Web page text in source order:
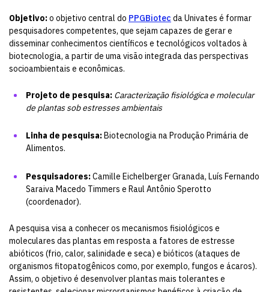
Objetivo:o objetivo central do PPGBiotec da Univates é formar
pesquisadores competentes, que sejam capazes de gerar e
disseminar conhecimentos científicos e tecnológicos voltados à
biotecnologia, a partir de uma visão integrada das perspectivas
socioambientais e econômicas.
Projeto de pesquisa: Caracterização fisiológica e molecular
de plantas sob estresses ambientais
Linha de pesquisa: Biotecnologia na Produção Primária de
Alimentos.
Pesquisadores:Camille Eichelberger Granada, Luís Fernando
Saraiva Macedo Timmers e Raul Antônio Sperotto
(coordenador).
A pesquisa visa a conhecer os mecanismos fisiológicos e
moleculares das plantas em resposta a fatores de estresse
abióticos (frio, calor, salinidade e seca) e bióticos (ataques de
organismos fitopatogênicos como, por exemplo, fungos e ácaros).
Assim, o objetivo é desenvolver plantas mais tolerantes e